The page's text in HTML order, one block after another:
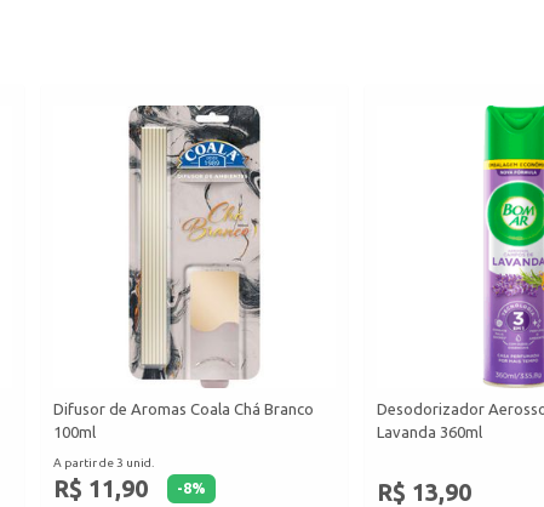
Difusor de Aromas Coala Chá Branco
100ml
A partir de 3 unid.
R$ 11,90 -8%
Desodorizador
Lavanda 360ml
R$ 13,90